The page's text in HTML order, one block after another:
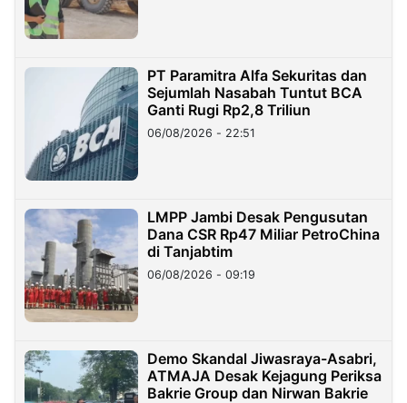
PT Paramitra Alfa Sekuritas dan
Sejumlah Nasabah Tuntut BCA
Ganti Rugi Rp2,8 Triliun
06/08/2026 - 22:51
LMPP Jambi Desak Pengusutan
Dana CSR Rp47 Miliar PetroChina
di Tanjabtim
06/08/2026 - 09:19
Demo Skandal Jiwasraya-Asabri,
ATMAJA Desak Kejagung Periksa
Bakrie Group dan Nirwan Bakrie